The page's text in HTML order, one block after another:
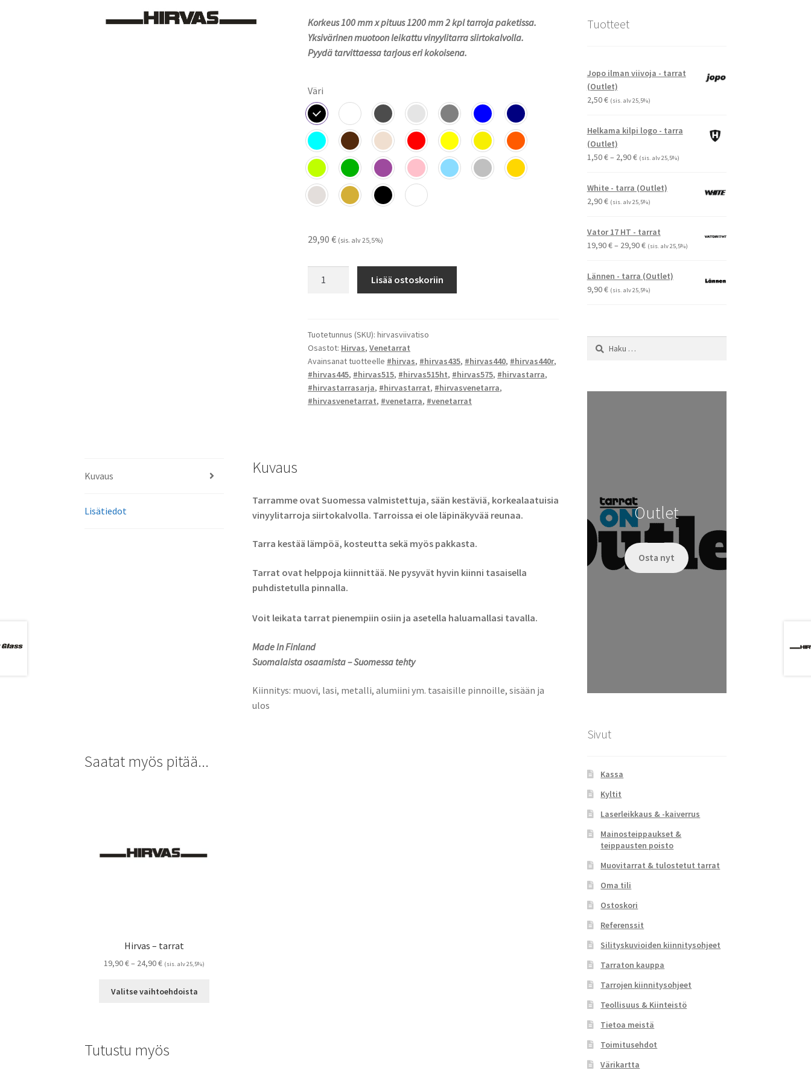
-
45,90 €
Korkeus 100 mm x pituus 1200 mm 2 kpl tarroja paketissa.
Yksivärinen muotoon leikattu vinyylitarra siirtokalvolla.
Pyydä tarvittaessa tarjous eri kokoisena.
Väri
29,90€ (sis. alv 25,5%)
Lisää ostoskoriin
Tuotetunnus (SKU):hirvasviivatiso
Osastot: Hirvas,Venetarrat
Avainsanat tuotteelle #hirvas, #hirvas435, #hirvas440, #hirvas440r,
#hirvas445, #hirvas515, #hirvas515ht, #hirvas575, #hirvastarra,
#hirvastarrasarja, #hirvastarrat, #hirvasvenetarra,
#hirvasvenetarrat, #venetarra, #venetarrat
Kuvaus
Lisätiedot
Kuvaus
Tarramme ovat Suomessa valmistettuja, sään kestäviä, korkealaatuisia
vinyylitarroja siirtokalvolla. Tarroissa ei ole läpinäkyvää reunaa.
Tarra kestää lämpöä, kosteutta sekä myös pakkasta.
Tarrat ovat helppoja kiinnittää. Ne pysyvät hyvin kiinni tasaisella
puhdistetulla pinnalla.
Voit leikata tarrat pienempiin osiin ja asetella haluamallasi tavalla.
Made In Finland
Suomalaista osaamista – Suomessa tehty
Kiinnitys: muovi, lasi, metalli, alumiini ym. tasaisille pinnoille, sisään ja
ulos
Saatat myös pitää...
Hirvas – tarrat
19,90€– 24,90€Hintaluokka:
-
(sis. alv 25,5%)
Valitse vaihtoehdoista
Tutustu myös
Tuotteet
Jopo ilman viivoja - tarrat
(Outlet)
2,50€ (sis. alv 25,5%)
Helkama kilpi logo - tarra
(Outlet)
1,50€– 2,90€Hintaluokka:
-
(sis. alv 25,5%)
White - tarra (Outlet)
2,90€ (sis. alv 25,5%)
Vator 17 HT - tarrat
19,90€– 29,90€Hintaluokka:
-
(sis. alv 25,5%)
Lännen - tarra (Outlet)
9,90€ (sis. alv 25,5%)
Haku:
Outlet
Osta nyt
Sivut
Kassa
Kyltit
Laserleikkaus & -kaiverrus
Mainosteippaukset &
teippausten poisto
Muovitarrat & tulostetut tarrat
Oma tili
Ostoskori
Referenssit
Silityskuvioiden kiinnitysohjeet
Tarraton kauppa
Tarrojen kiinnitysohjeet
Teollisuus & Kiinteistö
Tietoa meistä
Toimitusehdot
Värikartta